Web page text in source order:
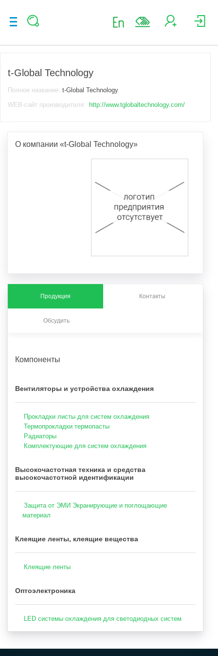
t-Global Technology
Полное название: t-Global Technology
WEB-сайт производителя:
http://www.tglobaltechnology.com/
О компании «t-Global Technology»
Продукция Контакты
Обсудить
Компоненты
Вентиляторы и устройства охлаждения
Прокладки листы для систем охлаждения
Термопрокладки термопасты
Радиаторы
Комплектующие для систем охлаждения
Высокочастотная техника и средства
высокочастотной идентификации
Защита от ЭМИ Экранирующие и поглощающие
материал
Клеящие ленты, клеящие вещества
Клеящие ленты
Оптоэлектроника
LED системы охлаждения для светодиодных систем